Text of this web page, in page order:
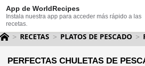
App de WorldRecipes
Instala nuestra app para acceder más rápido a las
recetas.
RECETAS PLATOS DE PESCADO
PERFECTAS CHULETAS DE